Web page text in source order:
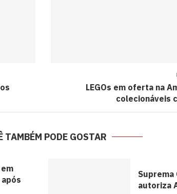
LEGOs em oferta na
colecionáveis
TAMBÉM PODE GOSTAR
Suprema
autoriza